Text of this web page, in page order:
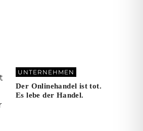
UNTERNEHMEN
Der Onlinehandel ist tot.
Es lebe der Handel.